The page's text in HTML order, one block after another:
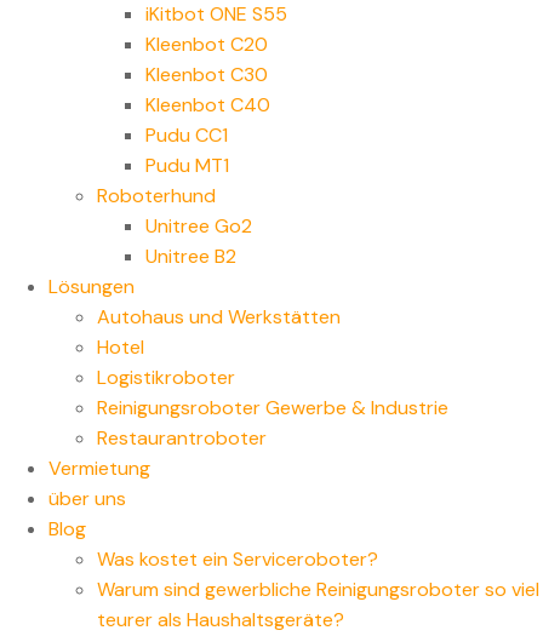
iKitbot ONE S55
Kleenbot C20
Kleenbot C30
Kleenbot C40
Pudu CC1
Pudu MT1
Roboterhund
Unitree Go2
Unitree B2
Lösungen
Autohaus und Werkstätten
Hotel
Logistikroboter
Reinigungsroboter Gewerbe & Industrie
Restaurantroboter
Vermietung
über uns
Blog
Was kostet ein Serviceroboter?
Warum sind gewerbliche Reinigungsroboter so viel
teurer als Haushaltsgeräte?